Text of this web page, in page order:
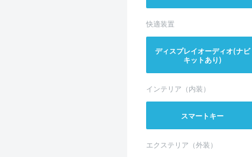
快適装置
ディスプレイオーディオ(ナビ
キットあり)
インテリア（内装）
スマートキー
エクステリア（外装）